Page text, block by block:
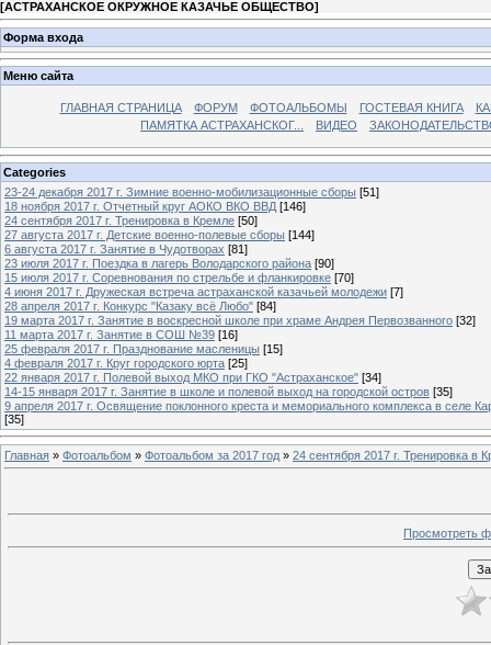
[АСТРАХАНСКОЕ ОКРУЖНОЕ КАЗАЧЬЕ ОБЩЕСТВО]
Форма входа
Меню сайта
ГЛАВНАЯ СТРАНИЦА ФОРУМ ФОТОАЛЬБОМЫ ГОСТЕВАЯ КНИГА
ПАМЯТКА АСТРАХАНСКОГ...
ВИДЕО
Categories
23-24 декабря 2017 г. Зимние военно-мобилизационные сборы [51]
18 ноября 2017 г. Отчетный круг АОКО ВКО ВВД [146]
24 сентября 2017 г. Тренировка в Кремле [50]
27 августа 2017 г. Детские военно-полевые сборы [144]
6 августа 2017 г. Занятие в Чудотворах [81]
23 июля 2017 г. Поездка в лагерь Володарского района [90]
15 июля 2017 г. Соревнования по стрельбе и фланкировке [70]
4 июня 2017 г. Дружеская встреча астраханской казачьей молодежи [7]
28 апреля 2017 г. Конкурс "Казаку всё Любо" [84]
19 марта 2017 г. Занятие в воскресной школе при храме Андрея Первозванного [32]
11 марта 2017 г. Занятие в СОШ №39 [16]
25 февраля 2017 г. Празднование масленицы [15]
4 февраля 2017 г. Круг городского юрта [25]
22 января 2017 г. Полевой выход МКО при ГКО "Астраханское" [34]
14-15 января 2017 г. Занятие в школе и полевой выход на городской остров [35]
9 апреля 2017 г. Освящение поклонного креста и мемориального комплекса в селе
[35]
Главная » Фотоальбом » Фотоальбом за 2017 год » 24 сентября 2017 г. Тренировка в
Просмотреть